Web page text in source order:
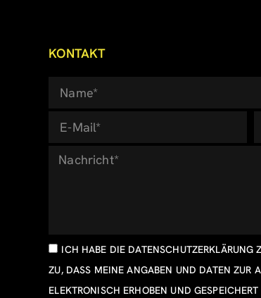
KONTAKT
ICH HABE DIE DATENSCHUTZERKLÄRUNG
ZU, DASS MEINE ANGABEN UND DATEN ZUR
ELEKTRONISCH ERHOBEN UND